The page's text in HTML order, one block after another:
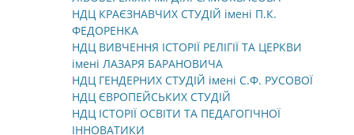
НДЦ КРАЄЗНАВЧИХ СТУДІЙ імені П.К.
ФЕДОРЕНКА
НДЦ ВИВЧЕННЯ ІСТОРІЇ РЕЛІГІЇ ТА ЦЕРКВИ
імені ЛАЗАРЯ БАРАНОВИЧА
НДЦ ГЕНДЕРНИХ СТУДІЙ імені С.Ф. РУСОВОЇ
НДЦ ЄВРОПЕЙСЬКИХ СТУДІЙ
НДЦ ІСТОРІЇ ОСВІТИ ТА ПЕДАГОГІЧНОЇ
ІННОВАТИКИ